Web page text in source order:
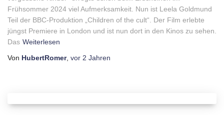
Frühsommer 2024 viel Aufmerksamkeit. Nun ist Leela Goldmund
Teil der BBC-Produktion „Children of the cult“. Der Film erlebte
jüngst Premiere in London und ist nun dort in den Kinos zu sehen.
Das Weiterlesen
Von HubertRomer, vor 2 Jahren